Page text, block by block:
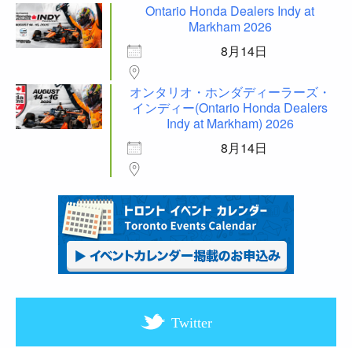
Ontario Honda Dealers Indy at
Markham 2026
8月14日
オンタリオ・ホンダディーラーズ・
インディー(Ontario Honda Dealers
Indy at Markham) 2026
8月14日
Twitter